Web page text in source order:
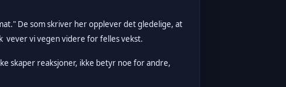
De som skriver her opplever det gledelige, at
vever vi vegen videre for felles vekst.
skaper reaksjoner, ikke betyr noe for andre,